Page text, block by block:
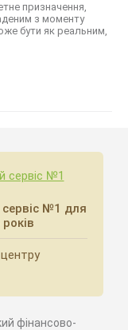
призначення,
з моменту
бути як реальним,
№1 для
фінансово-